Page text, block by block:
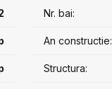
Nr. bai:
An constructie:
Structura: